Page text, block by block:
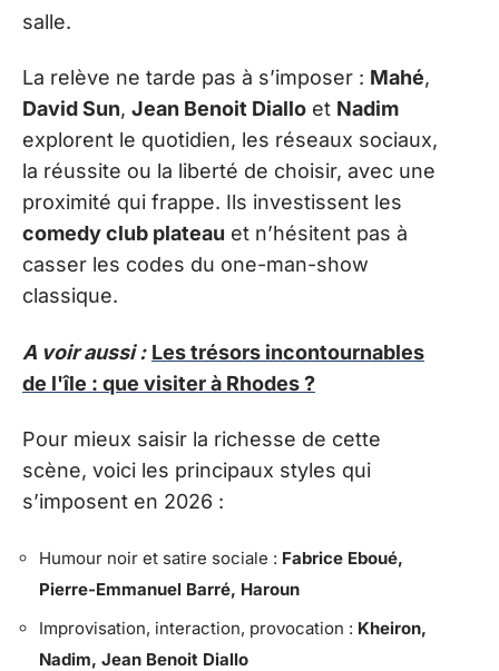
salle.
La relève ne tarde pas à s’imposer : Mahé,
David Sun, Jean Benoit Diallo et Nadim
explorent le quotidien, les réseaux sociaux,
la réussite ou la liberté de choisir, avec une
proximité qui frappe. Ils investissent les
comedy club plateau et n’hésitent pas à
casser les codes du one-man-show
classique.
A voir aussi : Les trésors incontournables
de l'île : que visiter à Rhodes ?
Pour mieux saisir la richesse de cette
scène, voici les principaux styles qui
s’imposent en 2026 :
Humour noir et satire sociale : Fabrice Eboué,
Pierre-Emmanuel Barré, Haroun
Improvisation, interaction, provocation : Kheiron,
Nadim, Jean Benoit Diallo